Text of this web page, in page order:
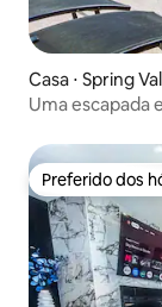
Casa ⋅ Spring
Uma escapada
Preferido dos
Preferido dos